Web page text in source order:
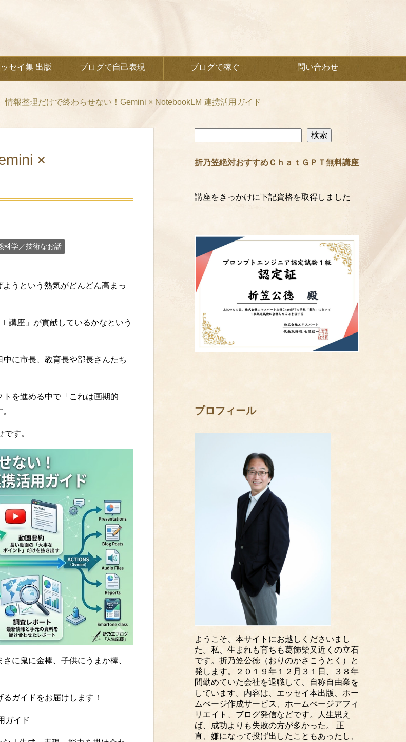
セイ集 出版 ブログで自己表現 ブログで稼ぐ 問い合わせ
情報整理だけで終わらせない！Gemini × NotebookLM 連携活用ガイド
×
科学／技術なお話
うという熱気がどんどん高まっ
講座」が貢献しているかなという
に市長、教育長や部長さんたち
を進める中で「これは画期的
す。
に鬼に金棒、子供にうまか棒、
ガイドをお届けします！
ガイド
索
検索
折乃笠絶対おすすめＣｈａｔＧＰＴ無料講座
講座をきっかけに下記資格を取得しました
プロフィール
ようこそ、本サイトにお越しくださいまし
た。私、生まれも育ちも葛飾柴又近くの立石
です。折乃笠公徳（おりのかさこうとく）と
発します。２０１９年１２月３１日、３８年
間勤めていた会社を退職して、自称自由業を
しています。内容は、エッセイ本出版、ホー
ムぺージ作成サービス、ホームぺージアフィ
リエイト、ブログ発信などです。人生思え
ば、成功よりも失敗の方が多かった。 正
直、嫌になって投げ出したこともあったし、